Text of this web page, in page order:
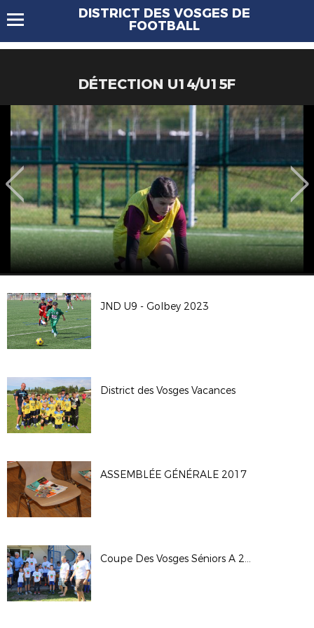
DISTRICT DES VOSGES DE
FOOTBALL
DÉTECTION U14/U15F
JND U9 - Golbey 2023
District des Vosges Vacances
ASSEMBLÉE GÉNÉRALE 2017
Coupe Des Vosges Séniors A 2016-2017